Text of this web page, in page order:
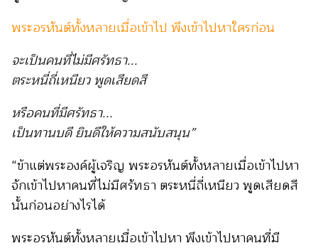
พระอรหันต์ทั้งหลายเมื่อเข้าไป พึงเข้าไปหาใครก่อน
จะเป็นคนที่ไม่มีศรัทธา...
ตระหนี่ถี่เหนียว พูดเสียดสี
หรือคนที่มีศรัทธา...
เป็นทานบดี ยินดีให้ความสนับสนุน”
“ข้าแต่พระองค์ผู้เจริญ พระอรหันต์ทั้งหลายเมื่อเข้าไปหา
จักเข้าไปหาคนที่ไม่มีศรัทธา ตระหนี่ถี่เหนียว พูดเสียดสี
นั้นก่อนอย่างไรได้
พระอรหันต์ทั้งหลายเมื่อเข้าไปหา พึงเข้าไปหาคนที่มี